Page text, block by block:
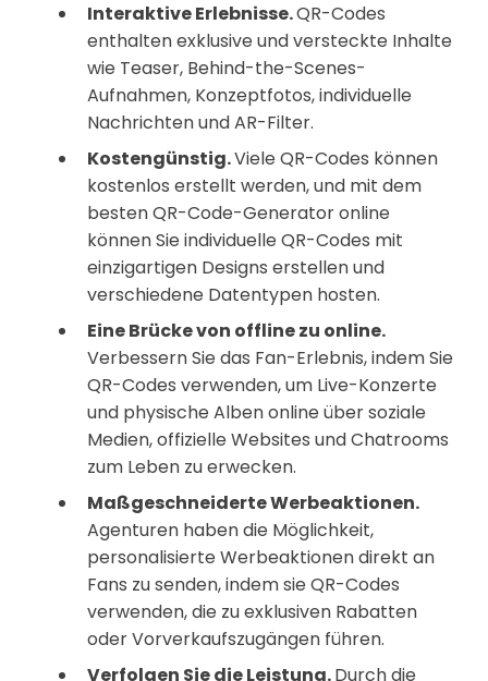
Interaktive Erlebnisse.QR-Codes
enthalten exklusive und versteckte Inhalte
wie Teaser, Behind-the-Scenes-
Aufnahmen, Konzeptfotos, individuelle
Nachrichten und AR-Filter.
Kostengünstig.Viele QR-Codes können
kostenlos erstellt werden, und mit dem
besten QR-Code-Generator online
können Sie individuelle QR-Codes mit
einzigartigen Designs erstellen und
verschiedene Datentypen hosten.
Eine Brücke von offline zu online.
Verbessern Sie das Fan-Erlebnis, indem Sie
QR-Codes verwenden, um Live-Konzerte
und physische Alben online über soziale
Medien, offizielle Websites und Chatrooms
zum Leben zu erwecken.
Maßgeschneiderte Werbeaktionen.
Agenturen haben die Möglichkeit,
personalisierte Werbeaktionen direkt an
Fans zu senden, indem sie QR-Codes
verwenden, die zu exklusiven Rabatten
oder Vorverkaufszugängen führen.
Verfolgen Sie die Leistung.Durch die